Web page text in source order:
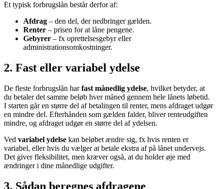
Et typisk forbrugslån består derfor af:
Afdrag – den del, der nedbringer gælden.
Renter – prisen for at låne pengene.
Gebyrer – fx oprettelsesgebyr eller
administrationsomkostninger.
2. Fast eller variabel ydelse
De fleste forbrugslån harfast månedlig ydelse, hvilket betyder, at
du betaler det samme beløb hver måned gennem hele lånets løbetid.
I starten går en større del af betalingen til renter, mens afdraget udgør
en mindre del. Efterhånden som gælden falder, bliver renteudgiften
mindre, og afdraget udgør en større del af ydelsen.
Ved variabel ydelse kan beløbet ændre sig, fx hvis renten er
variabel, eller hvis du vælger at betale ekstra af på lånet undervejs.
Det giver fleksibilitet, men kræver også, at du holder øje med
ændringer i dine månedlige udgifter.
3. Sådan beregnes afdragene